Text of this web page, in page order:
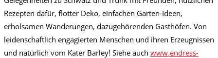
Rezepten dafür, flotter Deko, einfachen Garten-Ideen,
erholsamen Wanderungen, dazugehörenden Gasthöfen. Von
leidenschaftlich engagierten Menschen und ihren Erzeugnissen
und natürlich vom Kater Barley! Siehe auch www.endress-